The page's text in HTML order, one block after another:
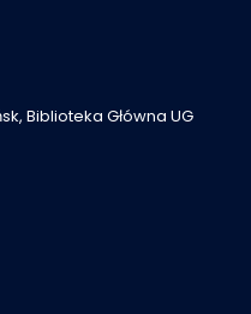
Biblioteka Główna UG